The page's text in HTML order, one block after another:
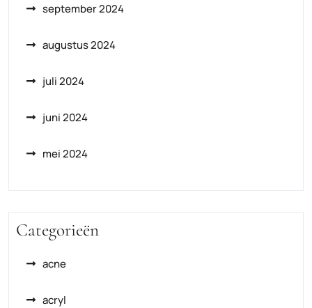
september 2024
augustus 2024
juli 2024
juni 2024
mei 2024
Categorieën
acne
acryl